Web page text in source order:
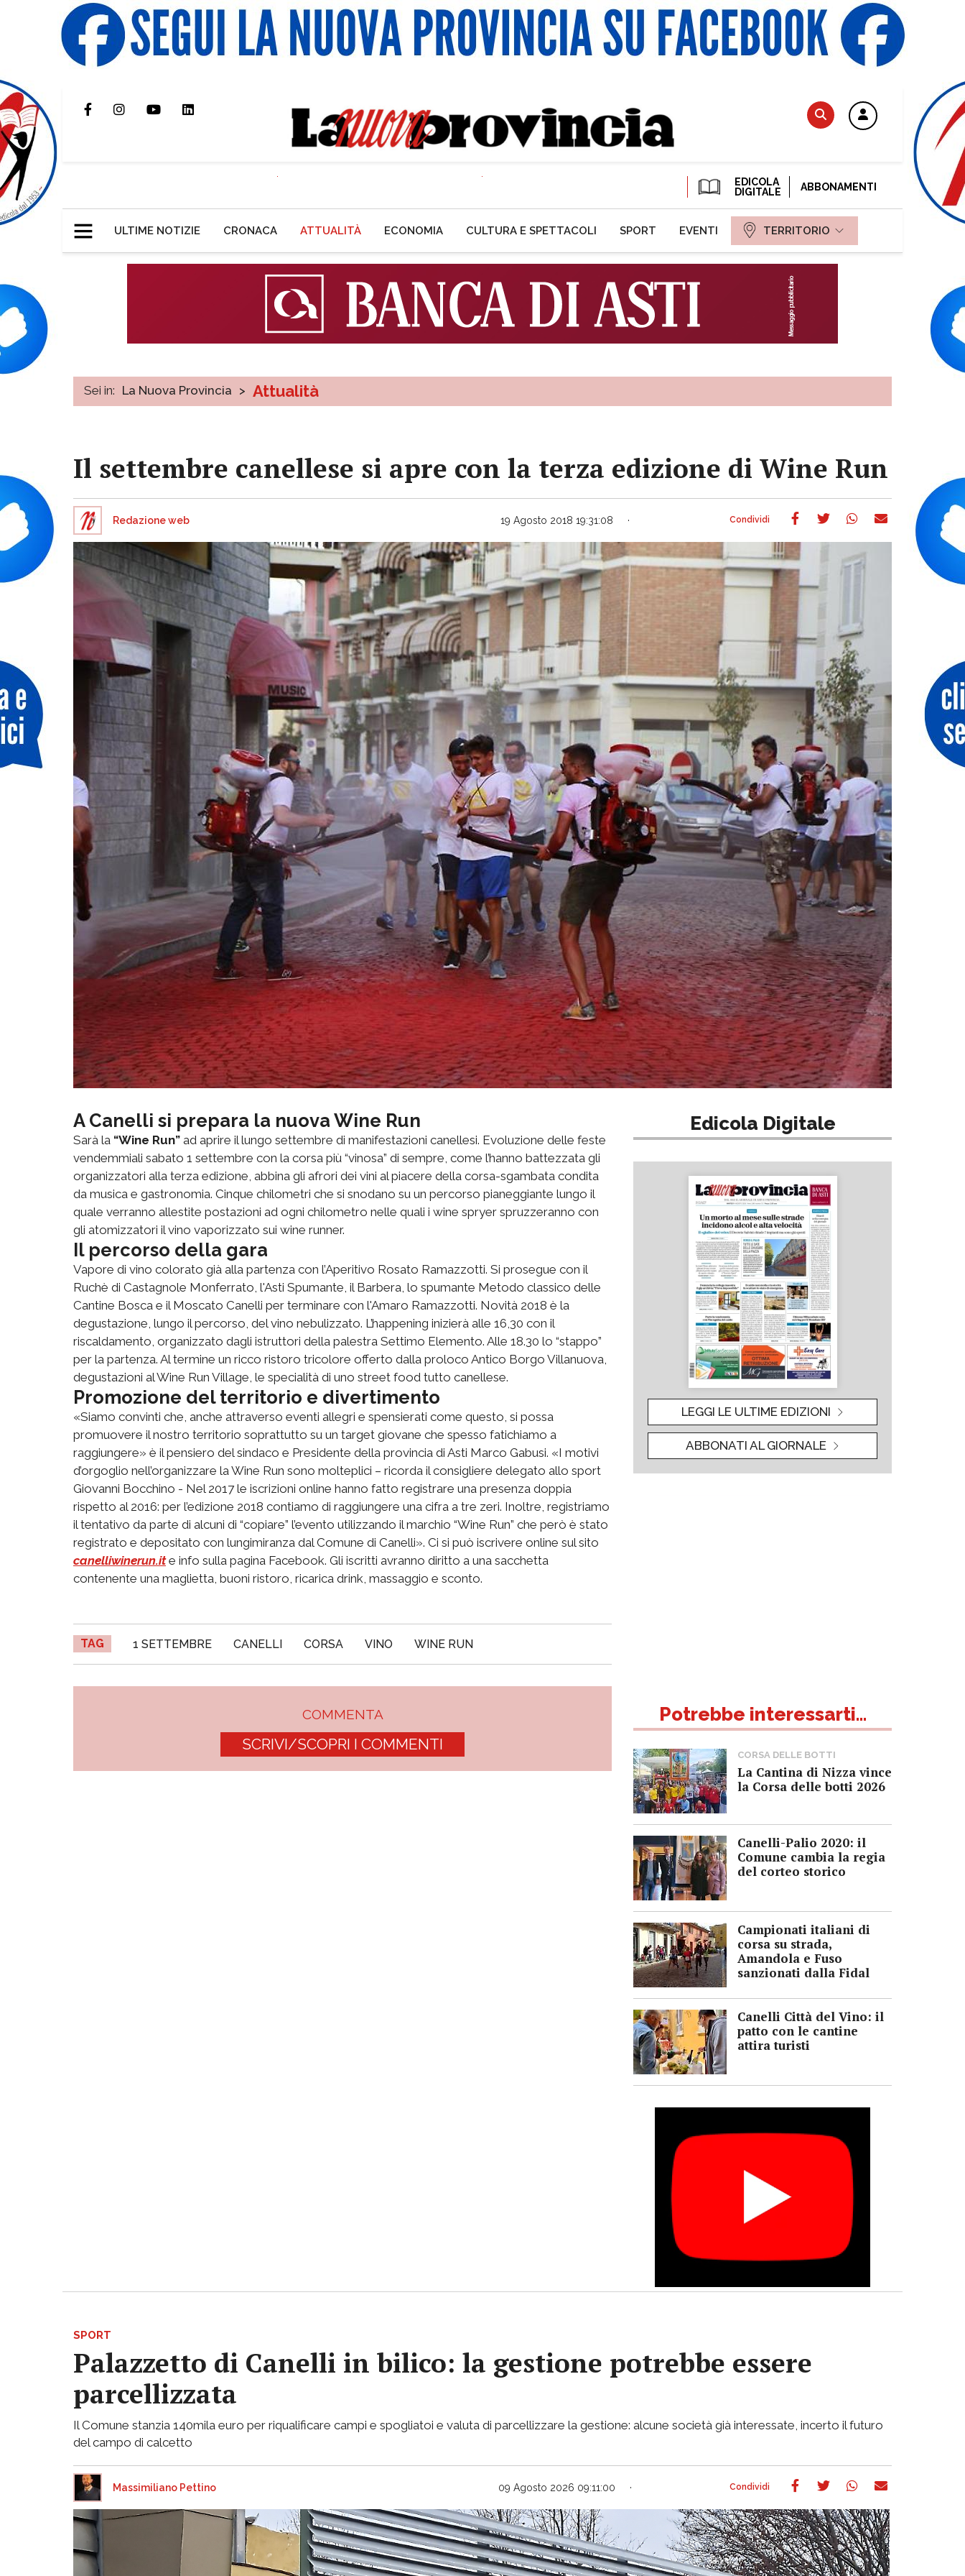
EDICOLA
DIGITALE
ABBONAMENTI
ULTIME NOTIZIE CRONACA ATTUALITÀ ECONOMIA CULTURA E SPETTACOLI SPORT EVENTI TERRITORIO
Sei in: La Nuova Provincia > Attualità
Il settembre canellese si apre con la terza edizione di Wine Run
Redazione web 19 Agosto 2018 19:31:08
A Canelli si prepara la nuova Wine Run
Sarà la “Wine Run” ad aprire il lungo settembre di manifestazioni canellesi. Evoluzione delle feste
vendemmiali sabato 1 settembre con la corsa più “vinosa” di sempre, come l’hanno battezzata gli
organizzatori alla terza edizione, abbina gli afrori dei vini al piacere della corsa-sgambata condita
da musica e gastronomia. Cinque chilometri che si snodano su un percorso pianeggiante lungo il
quale verranno allestite postazioni ad ogni chilometro nelle quali i wine spryer spruzzeranno con
gli atomizzatori il vino vaporizzato sui wine runner.
Il percorso della gara
Vapore di vino colorato già alla partenza con l’Aperitivo Rosato Ramazzotti. Si prosegue con il
Ruchè di Castagnole Monferrato, l'Asti Spumante, il Barbera, lo spumante Metodo classico delle
Cantine Bosca e il Moscato Canelli per terminare con l'Amaro Ramazzotti. Novità 2018 è la
degustazione, lungo il percorso, del vino nebulizzato. L’happening inizierà alle 16,30 con il
riscaldamento, organizzato dagli istruttori della palestra Settimo Elemento. Alle 18.30 lo “stappo”
per la partenza. Al termine un ricco ristoro tricolore offerto dalla proloco Antico Borgo Villanuova,
degustazioni al Wine Run Village, le specialità di uno street food tutto canellese.
Promozione del territorio e divertimento
«Siamo convinti che, anche attraverso eventi allegri e spensierati come questo, si possa
promuovere il nostro territorio soprattutto su un target giovane che spesso fatichiamo a
raggiungere» è il pensiero del sindaco e Presidente della provincia di Asti Marco Gabusi. «I motivi
d’orgoglio nell’organizzare la Wine Run sono molteplici – ricorda il consigliere delegato allo sport
Giovanni Bocchino - Nel 2017 le iscrizioni online hanno fatto registrare una presenza doppia
rispetto al 2016: per l’edizione 2018 contiamo di raggiungere una cifra a tre zeri. Inoltre, registriamo
il tentativo da parte di alcuni di “copiare” l’evento utilizzando il marchio “Wine Run” che però è stato
registrato e depositato con lungimiranza dal Comune di Canelli». Ci si può iscrivere online sul sito
canelliwinerun.it e info sulla pagina Facebook. Gli iscritti avranno diritto a una sacchetta
contenente una maglietta, buoni ristoro, ricarica drink, massaggio e sconto.
TAG 1 SETTEMBRE CANELLI CORSA VINO WINE RUN
COMMENTA
SCRIVI/SCOPRI I COMMENTI
Edicola Digitale
LEGGI LE ULTIME EDIZIONI
ABBONATI AL GIORNALE
Potrebbe interessarti...
CORSA DELLE BOTTI
La Cantina di Nizza vince
la Corsa delle botti 2026
Canelli-Palio 2020: il
Comune cambia la regia
del corteo storico
Campionati italiani di
corsa su strada,
Amandola e Fuso
sanzionati dalla Fidal
Canelli Città del Vino: il
patto con le cantine
attira turisti
SPORT
Palazzetto di Canelli in bilico: la gestione potrebbe essere
parcellizzata
Il Comune stanzia 140mila euro per riqualificare campi e spogliatoi e valuta di parcellizzare la gestione: alcune società già interessate, incerto il futuro
del campo di calcetto
Massimiliano Pettino 09 Agosto 2026 09:11:00